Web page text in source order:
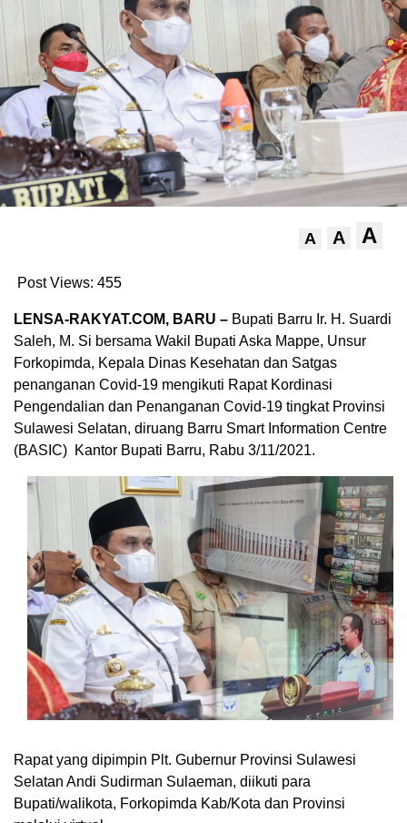
A A A
Post Views: 455
LENSA-RAKYAT.COM, BARU – Bupati Barru Ir. H. Suardi
Saleh, M. Si bersama Wakil Bupati Aska Mappe, Unsur
Forkopimda, Kepala Dinas Kesehatan dan Satgas
penanganan Covid-19 mengikuti Rapat Kordinasi
Pengendalian dan Penanganan Covid-19 tingkat Provinsi
Sulawesi Selatan, diruang Barru Smart Information Centre
(BASIC) Kantor Bupati Barru, Rabu 3/11/2021.
Rapat yang dipimpin Plt. Gubernur Provinsi Sulawesi
Selatan Andi Sudirman Sulaeman, diikuti para
Bupati/walikota, Forkopimda Kab/Kota dan Provinsi